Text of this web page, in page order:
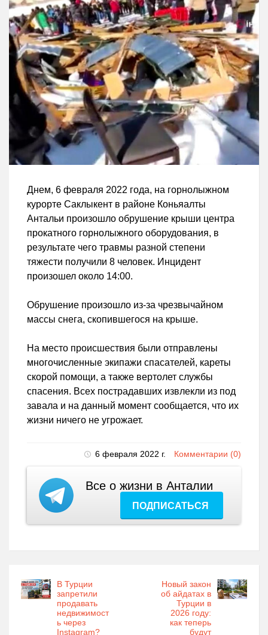
Днем, 6 февраля 2022 года, на горнолыжном
курорте Саклыкент в районе Коньяалты
Антальи произошло обрушение крыши центра
прокатного горнолыжного оборудования, в
результате чего травмы разной степени
тяжести получили 8 человек. Инцидент
произошел около 14:00.
Обрушение произошло из-за чрезвычайном
массы снега, скопившегося на крыше.
На место происшествия были отправлены
многочисленные экипажи спасателей, кареты
скорой помощи, а также вертолет службы
спасения. Всех пострадавших извлекли из под
завала и на данный момент сообщается, что их
жизни ничего не угрожает.
6 февраля 2022 г. Комментарии (0)
Все о жизни в Анталии
ПОДПИСАТЬСЯ
В Турции
запретили
продавать
недвижимост
ь через
Instagram?
Новый закон
об айдатах в
Турции в
2026 году:
как теперь
будут